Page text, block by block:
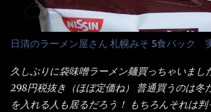
色素、香料、ベニコウジ色素、ビタミンB2、
抽出物、(一部にえび・小麦・そば・卵・ さ
いも・ゼラチンを含む) 材料から見れば、緑
入っている！ あの半円形のヤツね！ それと
さば！？ さばって鯖か？？ サバ読んでな
比較 緑のたぬき ...
さレベルが記載されている。 それはレベル5
位の辛さと云っている訳だ。 昨年モデルも食
も経つと記憶の彼方に・・・いや歳だから記
のではない。 記憶に残るだけのインパクト
云う事（当時） 開封すると・・・ 小袋なん
ップヌードルは基本蓋開けて、熱湯を注ぐだ
デビュー時からの最大のポイント。 だから
日清のラーメン屋さん 札幌みそ 5食パック
久しぶりに袋味噌ラーメン麺買っちゃいま
298円税抜き（ほぼ定価ね） 普通買うのは冬
を入れる人も居るだろう！ もちろんそれは判